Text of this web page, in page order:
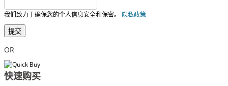
我们致力于确保您的个人信息安全和保密。 隐私政策
提交
OR
快速购买